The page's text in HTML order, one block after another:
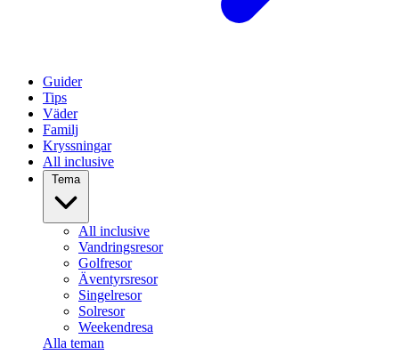
Guider
Tips
Väder
Familj
Kryssningar
All inclusive
Tema
All inclusive
Vandringsresor
Golfresor
Äventyrsresor
Singelresor
Solresor
Weekendresa
Alla teman